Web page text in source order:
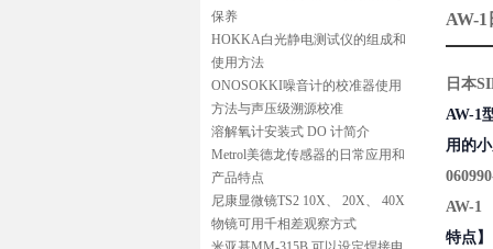
保养
HOKKA白光静电测试仪的组成和
使用方法
ONOSOKKI噪音计的校准器使用
方法与声压级溯源校准
溶解氧计安装式 DO 计简介
Metrol美德龙传感器的日常应用和
产品特点
尼康显微镜TS2 10X、 20X、 40X
物镜可用千相差观察方式
AW-
日本
AW-1
用的
AW-1
特点】